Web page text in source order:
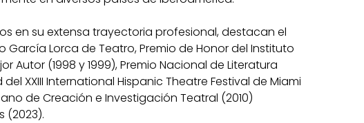
en su extensa trayectoria profesional, destacan el
García Lorca de Teatro, Premio de Honor del Instituto
Autor (1998 y 1999), Premio Nacional de Literatura
XXIII International Hispanic Theatre Festival de Miami
de Creación e Investigación Teatral (2010)
(2023).